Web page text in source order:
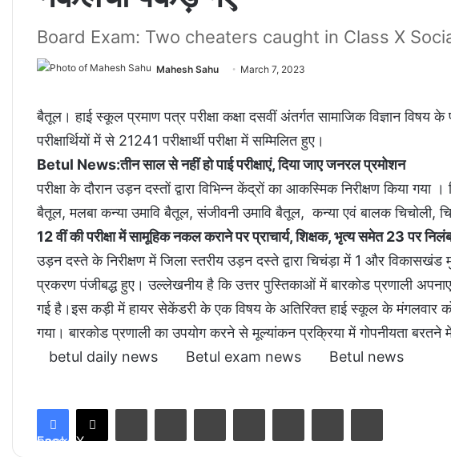
Board Exam: Two cheaters caught in Class X
Mahesh Sahu March 7, 2023
बैतूल। हाई स्कूल प्रमाण पत्र परीक्षा कक्षा दसवीं अंतर्गत सामाजिक विज्ञान
परीक्षार्थियों में से 21241 परीक्षार्थी परीक्षा में सम्मिलित हुए।
Betul News:तीन साल से नहीं हो पाई परीक्षाएं, दिया जाए जनरल प्रमोशन
परीक्षा के दौरान उड़न दस्तों द्वारा विभिन्न केंद्रों का आकस्मिक निरीक्षण किया गया
बैतूल, मलबा कन्या उमावि बैतूल, संजीवनी उमावि बैतूल, कन्या एवं बालक चिचोली,
12 वीं की परीक्षा में सामूहिक नकल कराने पर प्राचार्य, शिक्षक, भृत्य समेत 23 पर
उड़न दस्ते के निरीक्षण में जिला स्तरीय उड़न दस्ते द्वारा चिचंड़ा में 1 और
प्रकरण पंजीबद्ध हुए। उल्लेखनीय है कि उत्तर पुस्तिकाओं में बारकोड प्रणाली अपनाए
गई है।इस कड़ी में हायर सेकेंडरी के एक विषय के अतिरिक्त हाई स्कूल के मंगलवार को
गया। बारकोड प्रणाली का उपयोग करने से मूल्यांकन प्रक्रिया में गोपनीयता बरतने
betul daily news
Betul exam news Betul news
Facebook X